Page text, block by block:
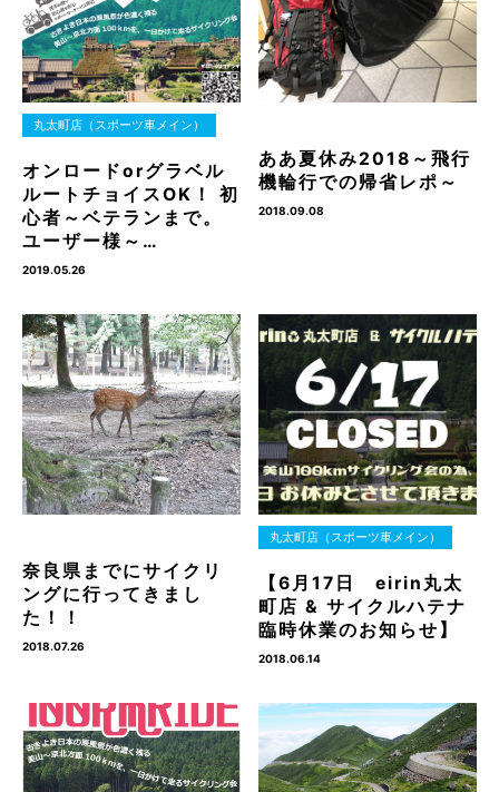
丸太町店（スポーツ車メイン）
オンロードorグラベル
ルートチョイスOK！ 初
心者～ベテランまで。
ユーザー様～…
2019.05.26
ああ夏休み2018～飛行
機輪行での帰省レポ～
2018.09.08
奈良県までにサイクリ
ングに行ってきまし
た！！
2018.07.26
丸太町店（スポーツ車メイン）
【6月17日 eirin丸太
町店 & サイクルハテナ
臨時休業のお知らせ】
2018.06.14